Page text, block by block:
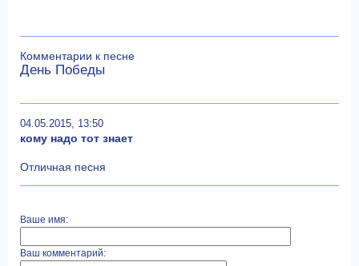
Комментарии к песне
День Победы
04.05.2015, 13:50
кому надо тот знает
Отличная песня
Ваше имя:
Ваш комментарий: